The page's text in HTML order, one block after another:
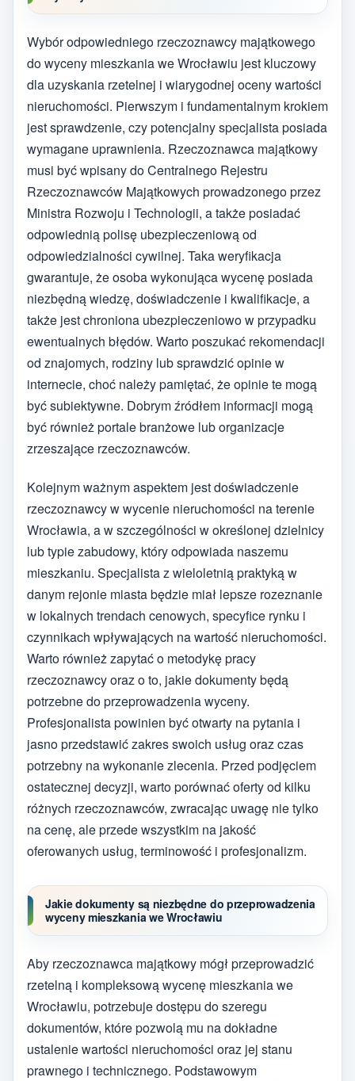
Wybór odpowiedniego rzeczoznawcy majątkowego
do wyceny mieszkania we Wrocławiu jest kluczowy
dla uzyskania rzetelnej i wiarygodnej oceny wartości
nieruchomości. Pierwszym i fundamentalnym krokiem
jest sprawdzenie, czy potencjalny specjalista posiada
wymagane uprawnienia. Rzeczoznawca majątkowy
musi być wpisany do Centralnego Rejestru
Rzeczoznawców Majątkowych prowadzonego przez
Ministra Rozwoju i Technologii, a także posiadać
odpowiednią polisę ubezpieczeniową od
odpowiedzialności cywilnej. Taka weryfikacja
gwarantuje, że osoba wykonująca wycenę posiada
niezbędną wiedzę, doświadczenie i kwalifikacje, a
także jest chroniona ubezpieczeniowo w przypadku
ewentualnych błędów. Warto poszukać rekomendacji
od znajomych, rodziny lub sprawdzić opinie w
internecie, choć należy pamiętać, że opinie te mogą
być subiektywne. Dobrym źródłem informacji mogą
być również portale branżowe lub organizacje
zrzeszające rzeczoznawców.
Kolejnym ważnym aspektem jest doświadczenie
rzeczoznawcy w wycenie nieruchomości na terenie
Wrocławia, a w szczególności w określonej dzielnicy
lub typie zabudowy, który odpowiada naszemu
mieszkaniu. Specjalista z wieloletnią praktyką w
danym rejonie miasta będzie miał lepsze rozeznanie
w lokalnych trendach cenowych, specyfice rynku i
czynnikach wpływających na wartość nieruchomości.
Warto również zapytać o metodykę pracy
rzeczoznawcy oraz o to, jakie dokumenty będą
potrzebne do przeprowadzenia wyceny.
Profesjonalista powinien być otwarty na pytania i
jasno przedstawić zakres swoich usług oraz czas
potrzebny na wykonanie zlecenia. Przed podjęciem
ostatecznej decyzji, warto porównać oferty od kilku
różnych rzeczoznawców, zwracając uwagę nie tylko
na cenę, ale przede wszystkim na jakość
oferowanych usług, terminowość i profesjonalizm.
Jakie dokumenty są niezbędne do przeprowadzenia
wyceny mieszkania we Wrocławiu
Aby rzeczoznawca majątkowy mógł przeprowadzić
rzetelną i kompleksową wycenę mieszkania we
Wrocławiu, potrzebuje dostępu do szeregu
dokumentów, które pozwolą mu na dokładne
ustalenie wartości nieruchomości oraz jej stanu
prawnego i technicznego. Podstawowym